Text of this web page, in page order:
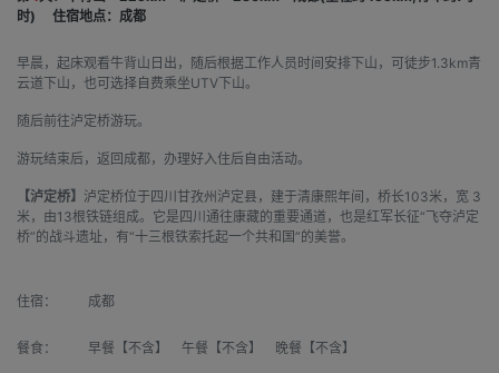
时) 住宿地点：成都
早晨，起床观看牛背山日出，随后根据工作人员时间安排下山，可徒步1.3km青
云道下山，也可选择自费乘坐UTV下山。
随后前往泸定桥游玩。
游玩结束后，返回成都，办理好入住后自由活动。
【泸定桥】 泸定桥位于四川甘孜州泸定县，建于清康熙年间，桥长103米，宽 3
米，由13根铁链组成。它是四川通往康藏的重要通道，也是红军长征“飞夺泸定
桥”的战斗遗址，有“十三根铁索托起一个共和国”的美誉。
住宿： 成都
餐食： 早餐【不含】 午餐【不含】 晚餐【不含】